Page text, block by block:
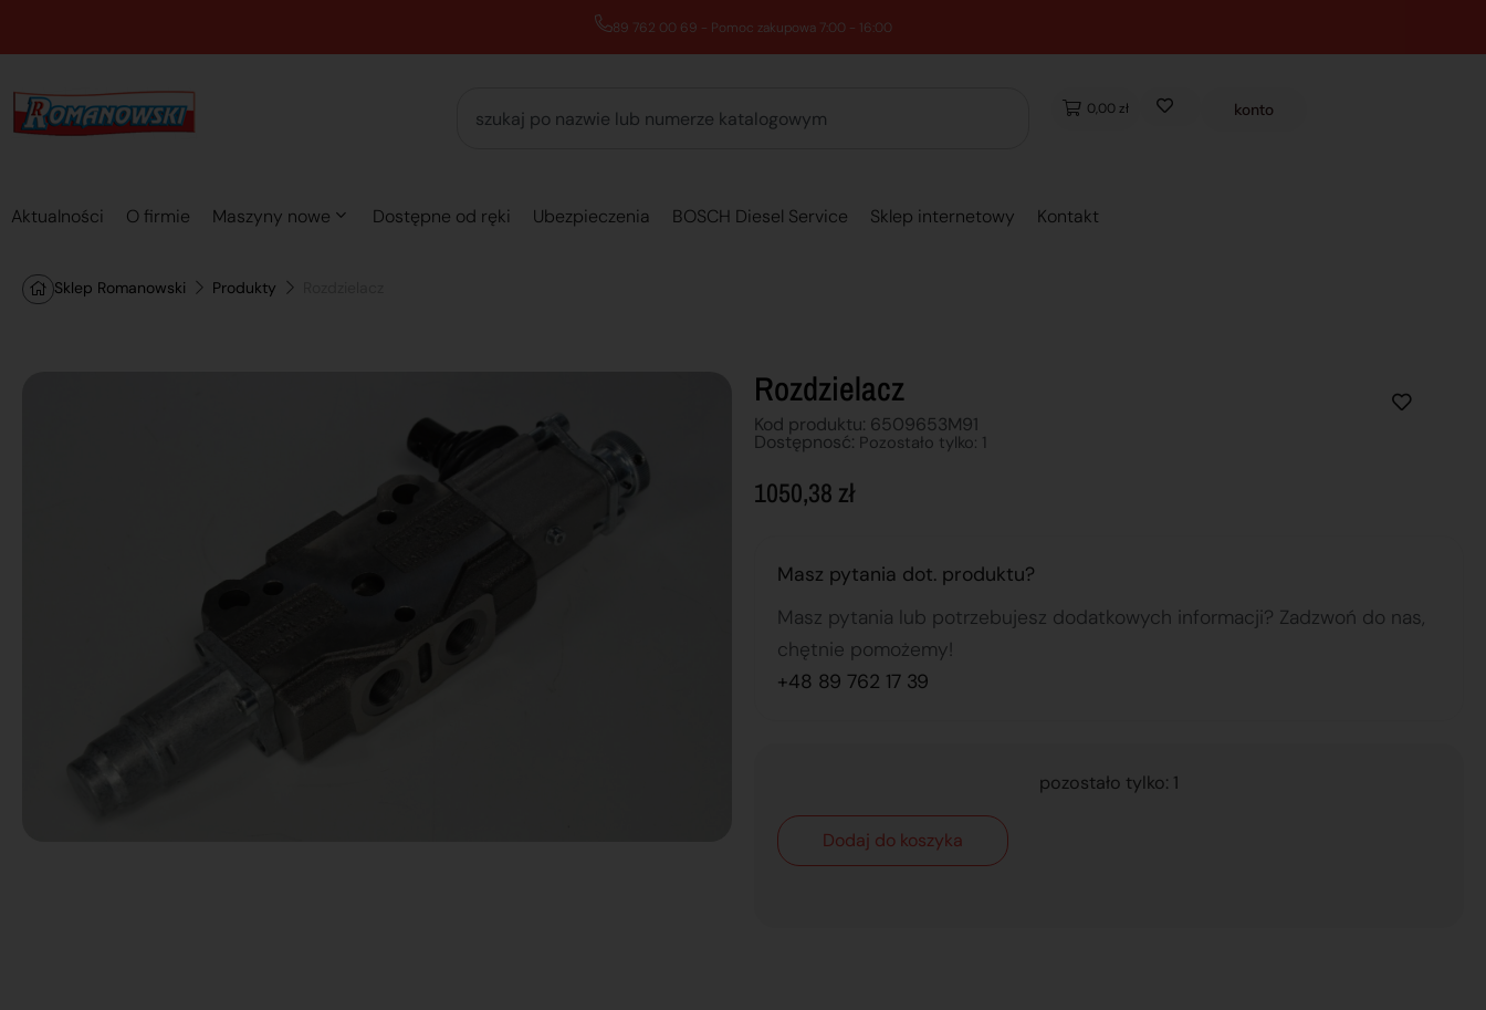
89 762 00 69 - Pomoc zakupowa 7:00 - 16:00
0,00 zł konto
Aktualności O firmie Maszyny nowe Dostępne od ręki Ubezpieczenia BOSCH Diesel Service Sklep internetowy Kontakt
Sklep Romanowski Produkty
Rozdzielacz
Kod produktu: 6509653M91
Dostępnosć: Pozostało tylko: 1
1050,38 zł
Masz pytania dot. produktu?
Masz pytania lub potrzebujesz dodatkowych informacji? Zadzwoń do nas,
chętnie pomożemy!
+48 89 762 17 39
pozostało tylko: 1
Dodaj do koszyka